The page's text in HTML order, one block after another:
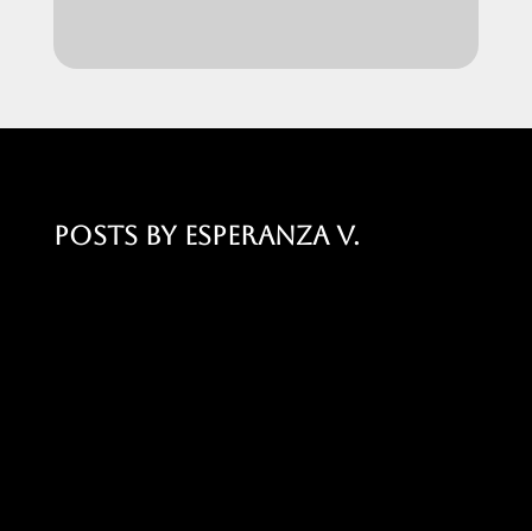
POSTS BY ESPERANZA V.